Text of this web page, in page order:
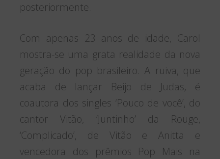
posteriormente.
Com apenas 23 anos de idade, Carol
mostra-se uma grata realidade da nova
geração do pop brasileiro. A ruiva, que
acaba de lançar Beijo de Judas, é
coautora dos singles ‘Pouco de você’, do
cantor Vitão, ‘Juntinho’ da Rouge,
‘Complicado’, de Vitão e Anitta e
vencedora dos prêmios Pop Mais na